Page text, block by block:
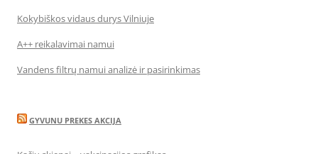
Kokybiškos vidaus durys Vilniuje
A++ reikalavimai namui
Vandens filtrų namui analizė ir pasirinkimas
GYVUNU PREKES AKCIJA